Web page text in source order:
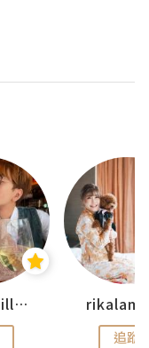
思思賢 ChillMyBabe
追蹤